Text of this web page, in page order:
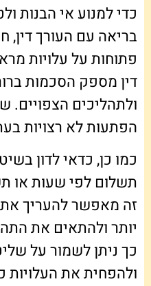
כדי למנוע אי הבנות
בריאה עם העורך דין,
פתוחות על עלויות
דין מספק הסכמות
ולתהליכים הצפויים.
הפתעות לא רצויות
כמו כן, כדאי לדון
תשלום לפי שעות או
זה מאפשר להעריך את
יותר ולהתאים את
כך ניתן לשמור על
ולהפחית את